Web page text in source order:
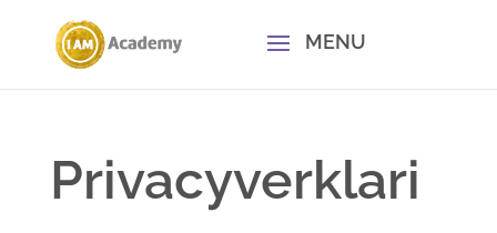
Privacyverklari